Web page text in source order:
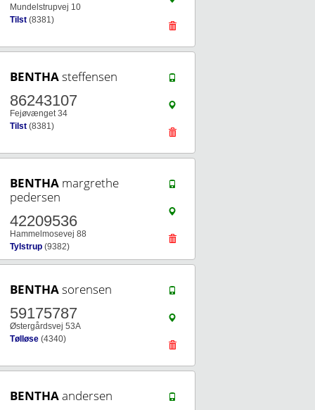
Mundelstrupvej 10
Tilst (8381)
BENTHAsteffensen
86243107
Fejøvænget 34
Tilst (8381)
BENTHA margrethe
pedersen
42209536
Hammelmosevej 88
Tylstrup (9382)
BENTHAsorensen
59175787
Østergårdsvej 53A
Tølløse (4340)
BENTHAandersen